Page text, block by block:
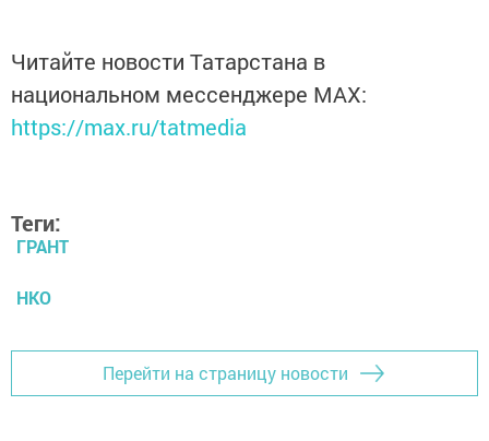
Читайте новости Татарстана в
национальном мессенджере MАХ:
https://max.ru/tatmedia
Теги:
ГРАНТ
НКО
Перейти на страницу новости